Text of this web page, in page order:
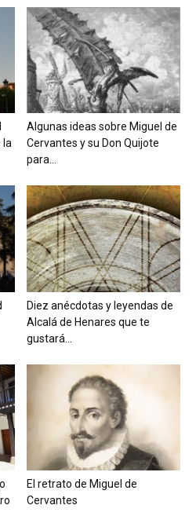
la
Algunas ideas sobre Miguel de
Cervantes y su Don Quijote
para...
Diez anécdotas y leyendas de
Alcalá de Henares que te
gustará...
El retrato de Miguel de
Cervantes